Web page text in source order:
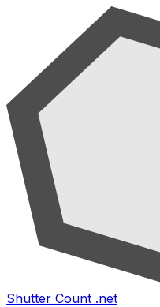
Shutter Count .net